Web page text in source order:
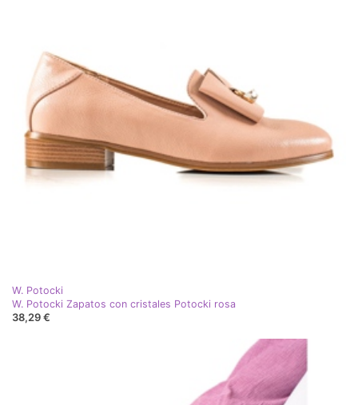
W. Potocki
W. Potocki Zapatos con cristales Potocki rosa
38,29 €